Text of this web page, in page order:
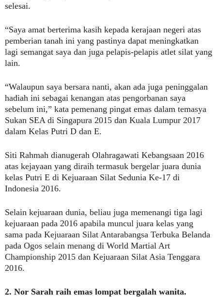
selesai.
“Saya amat berterima kasih kepada kerajaan negeri atas
pemberian tanah ini yang pastinya dapat meningkatkan
lagi semangat saya dan juga pelapis-pelapis atlet silat yang
lain.
“Walaupun saya bersara nanti, akan ada juga peninggalan
hadiah ini sebagai kenangan atas pengorbanan saya
sebelum ini,” kata pemenang pingat emas dalam temasya
Sukan SEA di Singapura 2015 dan Kuala Lumpur 2017
dalam Kelas Putri D dan E.
Siti Rahmah dianugerah Olahragawati Kebangsaan 2016
atas kejayaan yang diraih termasuk bergelar juara dunia
kelas Putri E di Kejuaraan Silat Sedunia Ke-17 di
Indonesia 2016.
Selain kejuaraan dunia, beliau juga memenangi tiga lagi
kejuaraan pada 2016 apabila muncul juara kelas yang
sama pada Kejuaraan Silat Antarabangsa Terbuka Belanda
pada Ogos selain menang di World Martial Art
Championship 2015 dan Kejuaraan Silat Asia Tenggara
2016.
2. Nor Sarah raih emas lompat bergalah wanita.